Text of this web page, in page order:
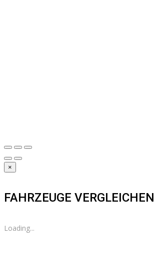
×
FAHRZEUGE VERGLEICHEN
Loading...